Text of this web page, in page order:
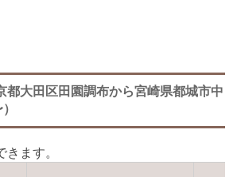
都大田区田園調布から宮崎県都城市中